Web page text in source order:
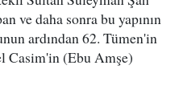
ve daha sonra bu yapının
ardından 62. Tümen'in
Casim'in (Ebu Amşe)